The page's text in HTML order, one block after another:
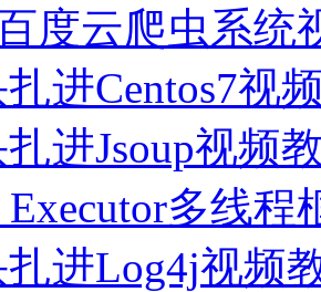
度云爬虫系统
进Centos7视
进Jsoup视频
Executor多线
进Log4j视频